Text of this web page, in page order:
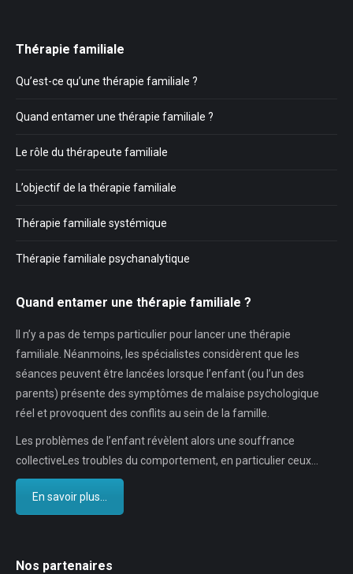
Thérapie familiale
Qu’est-ce qu’une thérapie familiale ?
Quand entamer une thérapie familiale ?
Le rôle du thérapeute familiale
L’objectif de la thérapie familiale
Thérapie familiale systémique
Thérapie familiale psychanalytique
Quand entamer une thérapie familiale ?
Il n’y a pas de temps particulier pour lancer une thérapie
familiale. Néanmoins, les spécialistes considèrent que les
séances peuvent être lancées lorsque l’enfant (ou l’un des
parents) présente des symptômes de malaise psychologique
réel et provoquent des conflits au sein de la famille.
Les problèmes de l’enfant révèlent alors une souffrance
collectiveLes troubles du comportement, en particulier ceux…
En savoir plus...
Nos partenaires